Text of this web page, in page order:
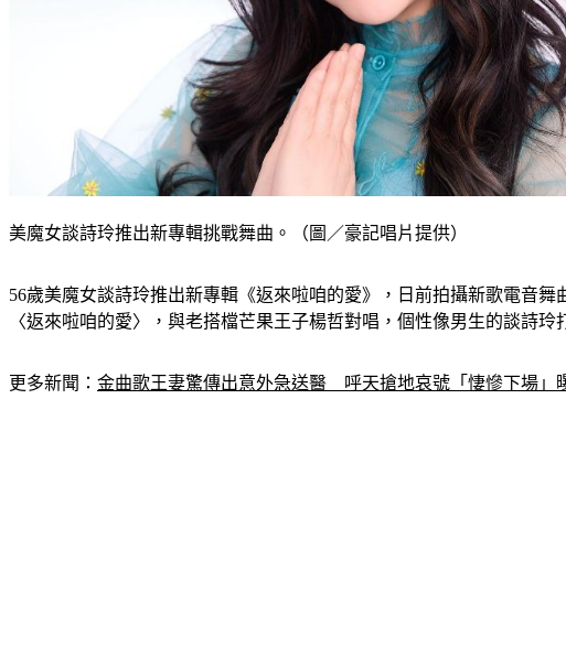
美魔女談詩玲推出新專輯挑戰舞曲。（圖／豪記唱片提供）
56歲美魔女談詩玲推出新專輯《返來啦咱的愛》，日前拍攝新歌電音
〈返來啦咱的愛〉，與老搭檔芒果王子楊哲對唱，個性像男生的談詩
更多新聞： 金曲歌王妻驚傳出意外急送醫　呼天搶地哀號「悽慘下場」